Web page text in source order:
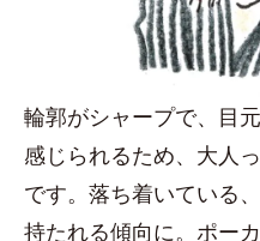
輪郭がシャープで、目
感じられるため、大人
です。落ち着いている
持たれる傾向に。ポー